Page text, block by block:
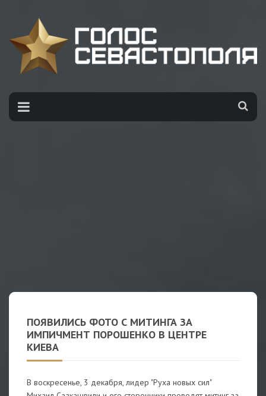
ПОЯВИЛИСЬ ФОТО С МИТИНГА ЗА
ИМПИЧМЕНТ ПОРОШЕНКО В ЦЕНТРЕ
КИЕВА
В воскресенье, 3 декабря, лидер "Руха новых сил"